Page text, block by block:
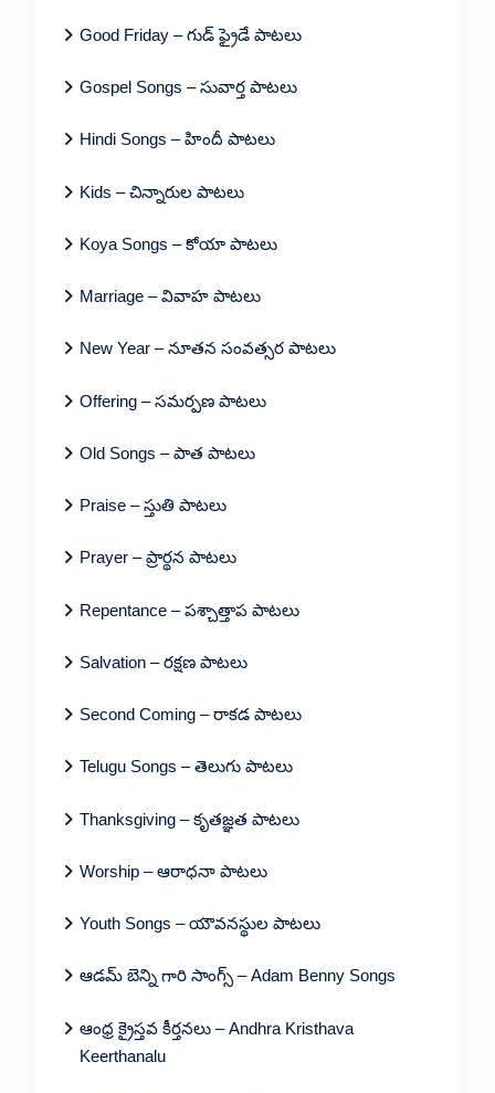
Good Friday – గుడ్ ఫ్రైడే పాటలు
Gospel Songs – సువార్త పాటలు
Hindi Songs – హిందీ పాటలు
Kids – చిన్నారుల పాటలు
Koya Songs – కోయా పాటలు
Marriage – వివాహ పాటలు
New Year – నూతన సంవత్సర పాటలు
Offering – సమర్పణ పాటలు
Old Songs – పాత పాటలు
Praise – స్తుతి పాటలు
Prayer – ప్రార్థన పాటలు
Repentance – పశ్చాత్తాప పాటలు
Salvation – రక్షణ పాటలు
Second Coming – రాకడ పాటలు
Telugu Songs – తెలుగు పాటలు
Thanksgiving – కృతజ్ఞత పాటలు
Worship – ఆరాధనా పాటలు
Youth Songs – యౌవనస్థుల పాటలు
ఆడమ్ బెన్ని గారి సాంగ్స్ – Adam Benny Songs
ఆంధ్ర క్రైస్తవ కీర్తనలు – Andhra Kristhava
Keerthanalu